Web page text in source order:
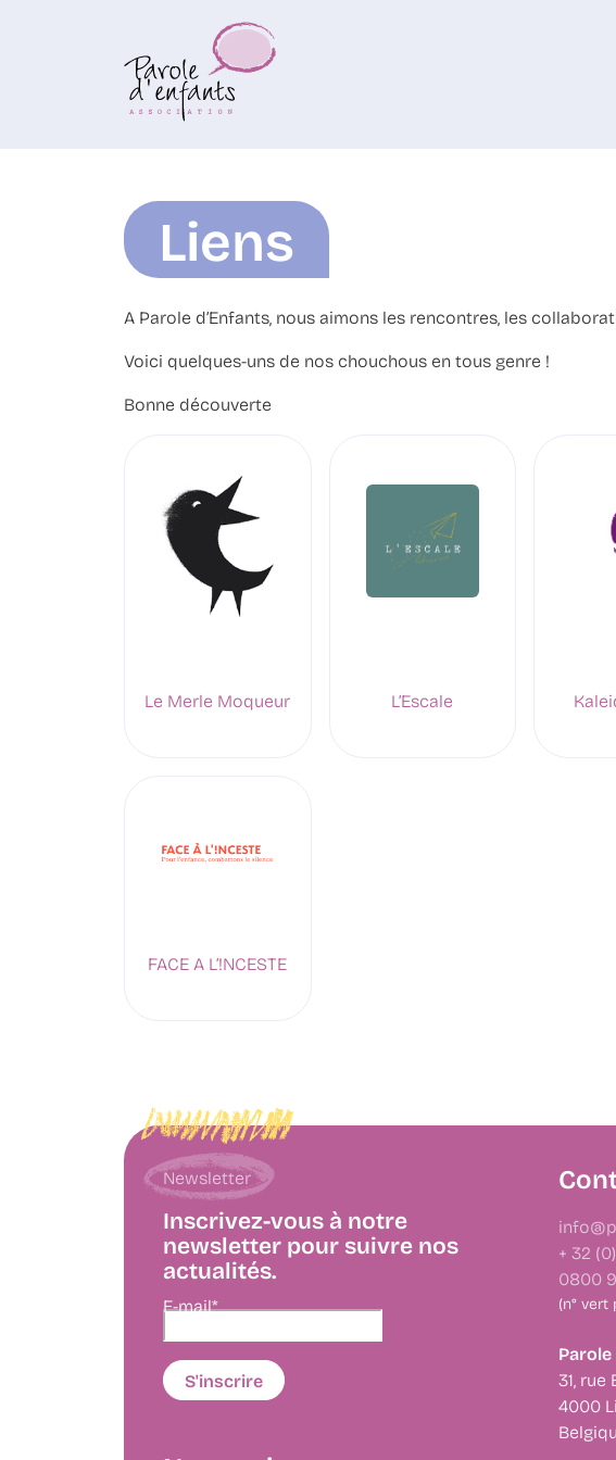
Liens
A Parole d’Enfants, nous aimons les rencontres, les
Voici quelques-uns de nos chouchous en tous genre !
Bonne découverte
Le Merle Moqueur L’Escale
FACE A L’!NCESTE
Newsletter
Inscrivez-vous à notre
newsletter pour suivre nos
actualités.
E-mail*
+ 32
0800
(n° vert
31, rue
4000